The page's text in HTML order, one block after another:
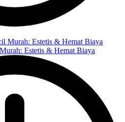
Estetis & Hemat Biaya